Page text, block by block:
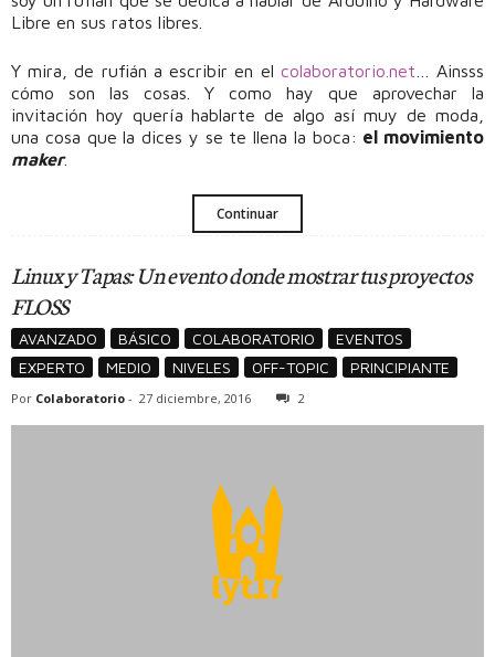
Libre en sus ratos libres.
Y mira, de rufián a escribir en el colaboratorio.net … Ainsss
cómo son las cosas. Y como hay que aprovechar la
invitación hoy quería hablarte de algo así muy de moda,
una cosa que la dices y se te llena la boca: el movimiento
maker.
Continuar
Linux y Tapas: Un evento donde mostrar tus proyectos
FLOSS
AVANZADO BÁSICO COLABORATORIO
EVENTOS
EXPERTO
MEDIO NIVELES OFF-TOPIC PRINCIPIANTE
Por Colaboratorio - 27 diciembre, 2016 2